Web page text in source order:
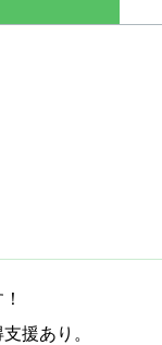
援あり。